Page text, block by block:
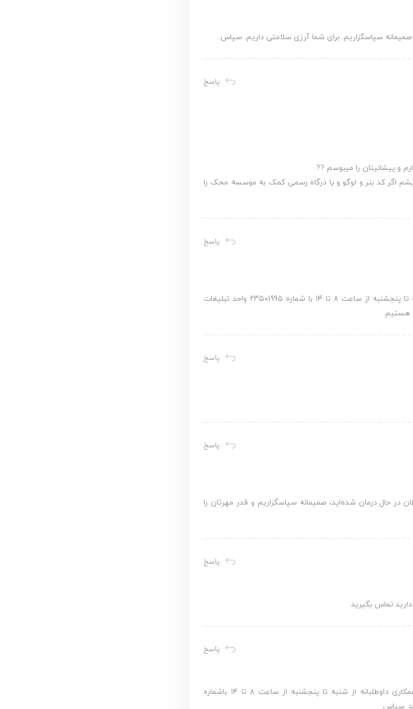
سپاسگزاریم. برای شما آرزی سلامتی داریم. سپاس
پاسخ
و پیشانیتان را میبوسم ??
اگر کد بنر و لوگو و یا درگاه رسمی کمک به موسسه محک را
پاسخ
از اینکه دغدغه ارزشمند کمک به هم نوع را دارید صمیمانه سپاسگزاریم، شما میتوانید از شنبه تا پنجشنبه از ساعت ۸ تا ۱۴ با شماره ۲۳۵۰1995 واحد تبلیغات
هستیم.
پاسخ
پاسخ
و همراه بیش از 17 هزار کودک مبتلا به سرطان در حال درمان شده‌اید، صمیمانه سپاسگزاریم و قدر مهرتان را
پاسخ
تماس بگیرید
پاسخ
با سلام و احترام. از توجه شما به موسسه خیریه محک صمیمانه سپاسگزاریم. لطفا جهت همكاری داوطلبانه از شنبه تا پنجشنبه از ساعت ۸ تا ۱۴ باشماره